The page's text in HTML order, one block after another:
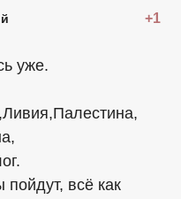
+1
уже.
всё как